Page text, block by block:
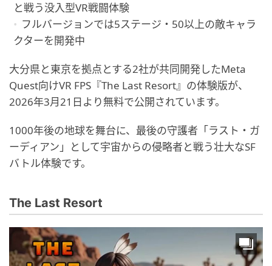
と戦う没入型VR戦闘体験
フルバージョンでは5ステージ・50以上の敵キャラ
クターを開発中
大分県と東京を拠点とする2社が共同開発したMeta
Quest向けVR FPS『The Last Resort』の体験版が、
2026年3月21日より無料で公開されています。
1000年後の地球を舞台に、最後の守護者「ラスト・ガ
ーディアン」として宇宙からの侵略者と戦う壮大なSF
バトル体験です。
The Last Resort